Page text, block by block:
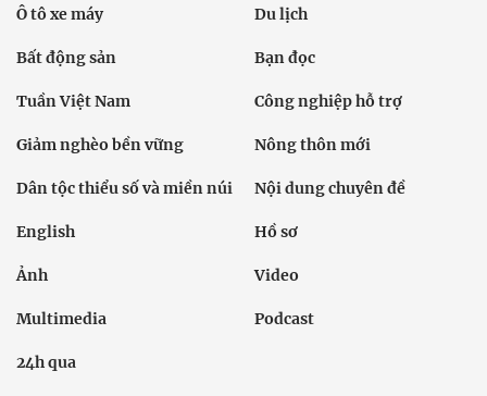
Ô tô xe máy Du lịch
Bất động sản Bạn đọc
Tuần Việt Nam Công nghiệp hỗ trợ
Giảm nghèo bền vững Nông thôn mới
Dân tộc thiểu số và miền núi Nội dung chuyên đề
English Hồ sơ
Ảnh Video
Multimedia Podcast
24h qua